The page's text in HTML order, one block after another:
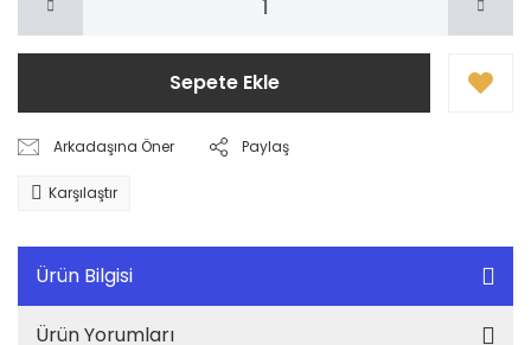
Sepete Ekle
Arkadaşına Öner Paylaş
Karşılaştır
Ürün Bilgisi
Ürün Yorumları